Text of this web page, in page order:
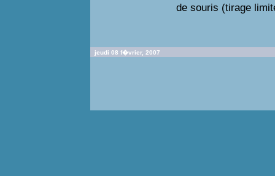
de souris (tirage
jeudi 08 f�vrier, 2007